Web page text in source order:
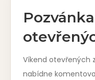
Víkend otevřených
nabídne